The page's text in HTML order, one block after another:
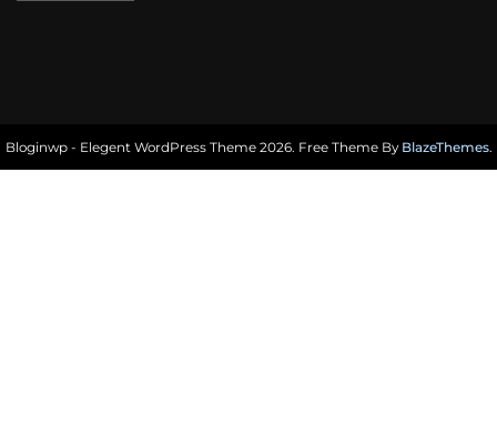
Bloginwp - Elegent WordPress Theme 2026. Free Theme By BlazeThemes.